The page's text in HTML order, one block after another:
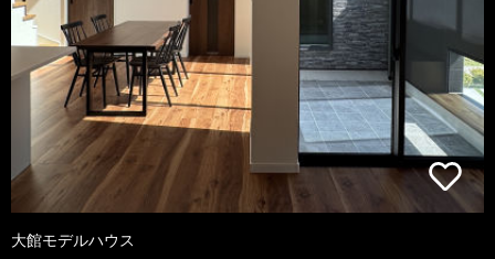
大館モデルハウス